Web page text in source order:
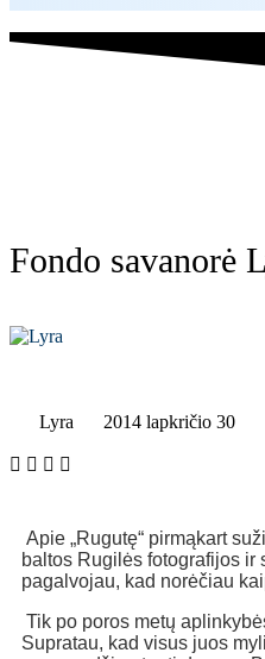
Fondo savanorė
Lyra 2014 lapkričio 30
Apie „Rugutę“ pirmąkart
baltos Rugilės fotografijos
pagalvojau, kad norėčiau
Tik po poros metų
Supratau, kad visus juos